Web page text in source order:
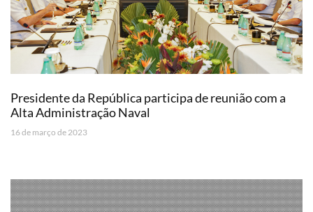
Presidente da República participa de reunião com a
Alta Administração Naval
16 de março de 2023